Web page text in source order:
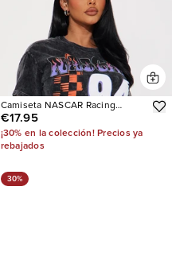
Camiseta NASCAR Racing
Washed
€17.95
¡30% en la colección! Precios ya
rebajados
30%